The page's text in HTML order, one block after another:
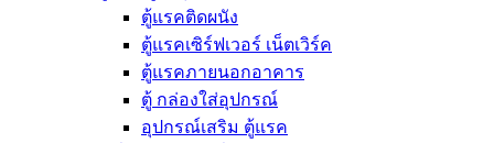
ตู้แรคติดผนัง
ตู้แรคเซิร์ฟเวอร์ เน็ตเวิร์ค
ตู้แรคภายนอกอาคาร
ตู้ กล่องใส่อุปกรณ์
อุปกรณ์เสริม ตู้แรค